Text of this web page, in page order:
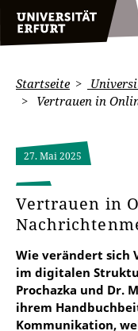
Startseite
Vertrauen in
27. Mai 2025
Vertrauen in
Wie verändert sich
im digitalen
Prochazka und Dr.
ihrem
Kommunikation,